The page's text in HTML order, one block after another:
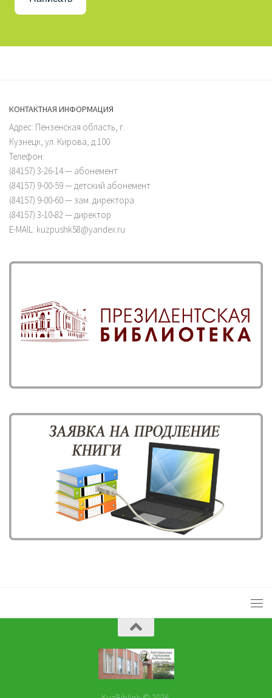
КОНТАКТНАЯ ИНФОРМАЦИЯ
Адрес: Пензенская область, г.
Кузнецк, ул. Кирова, д.100
Телефон:
(84157) 3-26-14 — абонемент
(84157) 9-00-59 — детский абонемент
(84157) 9-00-60 — зам. директора
(84157) 3-10-82 — директор
E-MAIL: kuzpushk58@yandex.ru